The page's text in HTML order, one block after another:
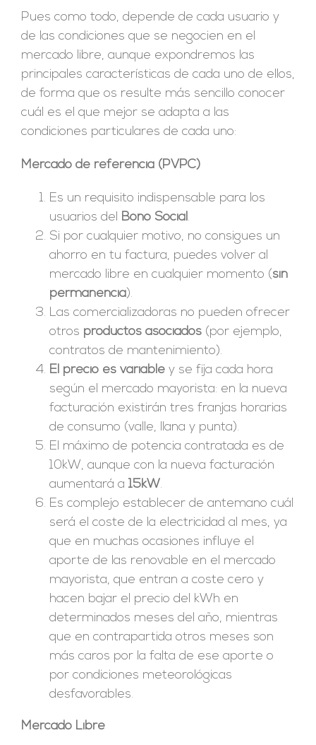
Pues como todo, depende de cada usuario y
de las condiciones que se negocien en el
mercado libre, aunque expondremos las
principales características de cada uno de ellos,
de forma que os resulte más sencillo conocer
cuál es el que mejor se adapta a las
condiciones particulares de cada uno:
Mercado de referencia (PVPC)
Es un requisito indispensable para los
usuarios del Bono Social.
Si por cualquier motivo, no consigues un
ahorro en tu factura, puedes volver al
mercado libre en cualquier momento (sin
permanencia).
Las comercializadoras no pueden ofrecer
otros productos asociados(por ejemplo,
contratos de mantenimiento).
El precio es variabley se fija cada hora
según el mercado mayorista: en la nueva
facturación existirán tres franjas horarias
de consumo (valle, llana y punta).
El máximo de potencia contratada es de
10kW, aunque con la nueva facturación
aumentará a 15kW.
Es complejo establecer de antemano cuál
será el coste de la electricidad al mes, ya
que en muchas ocasiones influye el
aporte de las renovable en el mercado
mayorista, que entran a coste cero y
hacen bajar el precio del kWh en
determinados meses del año, mientras
que en contrapartida otros meses son
más caros por la falta de ese aporte o
por condiciones meteorológicas
desfavorables.
Mercado Libre